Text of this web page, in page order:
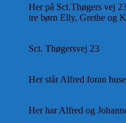
Her på Sct.Thøgers vej
tre børn Elly, Grethe og
Sct. Thøgersvej 23
Her står Alfred foran
Her har Alfred og